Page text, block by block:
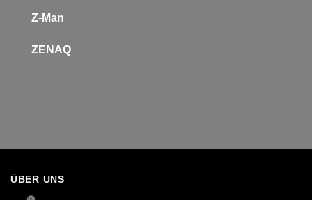
Z-Man
ZENAQ
ÜBER UNS